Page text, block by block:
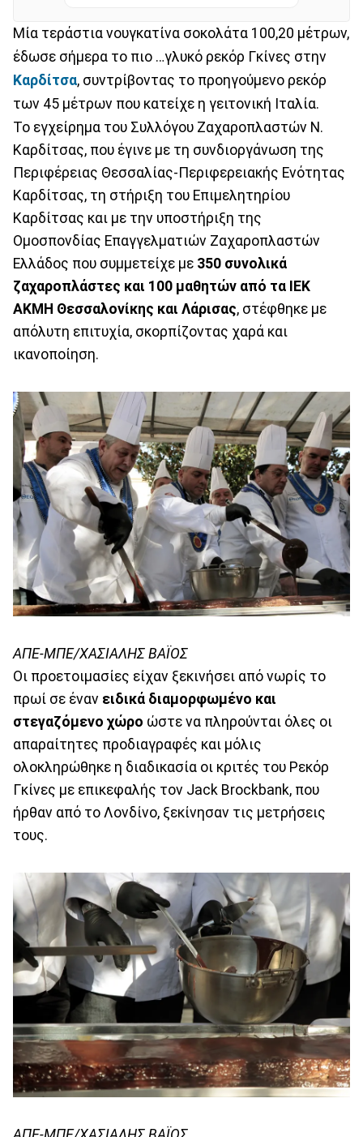
Μία τεράστια νουγκατίνα σοκολάτα 100,20 μέτρων,
έδωσε σήμερα το πιο …γλυκό ρεκόρ Γκίνες στην
Καρδίτσα, συντρίβοντας το προηγούμενο ρεκόρ
των 45 μέτρων που κατείχε η γειτονική Ιταλία.
Το εγχείρημα του Συλλόγου Ζαχαροπλαστών Ν.
Καρδίτσας, που έγινε με τη συνδιοργάνωση της
Περιφέρειας Θεσσαλίας-Περιφερειακής Ενότητας
Καρδίτσας, τη στήριξη του Επιμελητηρίου
Καρδίτσας και με την υποστήριξη της
Ομοσπονδίας Επαγγελματιών Ζαχαροπλαστών
Ελλάδος που συμμετείχε με 350 συνολικά
ζαχαροπλάστες και 100 μαθητών από τα ΙΕΚ
ΑΚΜΗ Θεσσαλονίκης και Λάρισας, στέφθηκε με
απόλυτη επιτυχία, σκορπίζοντας χαρά και
ικανοποίηση.
ΑΠΕ-ΜΠΕ/ΧΑΣΙΑΛΗΣ ΒΑΪΟΣ
Οι προετοιμασίες είχαν ξεκινήσει από νωρίς το
πρωί σε έναν ειδικά διαμορφωμένο και
στεγαζόμενο χώρο ώστε να πληρούνται όλες οι
απαραίτητες προδιαγραφές και μόλις
ολοκληρώθηκε η διαδικασία οι κριτές του Ρεκόρ
Γκίνες με επικεφαλής τον Jack Brockbank, που
ήρθαν από το Λονδίνο, ξεκίνησαν τις μετρήσεις
τους.